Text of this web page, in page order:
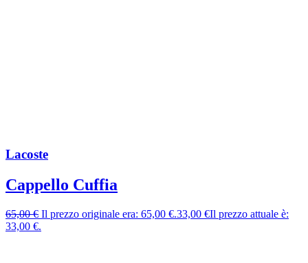
Lacoste
Cappello Cuffia
65,00€ Il prezzo originale era: 65,00 €.33,00 €Il prezzo attuale è:
33,00 €.